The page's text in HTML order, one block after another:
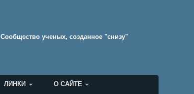
Cообщество ученых, созданное "снизу"
ЛИНКИ О САЙТЕ